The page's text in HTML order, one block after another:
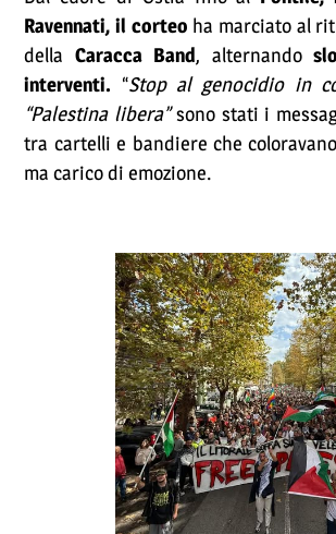
Ravennati, il corteo ha marciato al
della Caracca Band, alternando
interventi. “Stop al genocidio in
“Palestina libera”sono stati i
tra cartelli e bandiere che
ma carico di emozione.